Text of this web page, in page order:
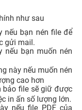
như sau
nếu bạn nén file để
gửi mail.
nếu bạn muốn nén
này nếu muốn nén
cao hơn
file sẽ giữ được
in ấn số lượng lớn.
nếu file PDF của